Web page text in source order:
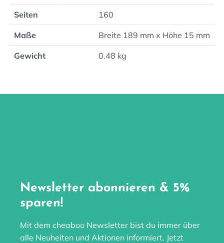
Seiten 160
Maße Breite 189 mm x Höhe 15 mm
Gewicht 0.48 kg
Newsletter abonnieren & 5%
sparen!
Mit dem cheaboo Newsletter bist du immer über
alle Neuheiten und Aktionen informiert. Jetzt